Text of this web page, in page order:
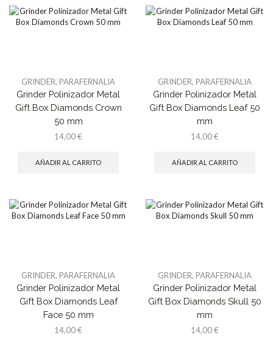
GRINDER, PARAFERNALIA
Grinder Polinizador Metal
Gift Box Diamonds Crown
50 mm
14,00€
AÑADIR AL CARRITO
GRINDER, PARAFERNALIA
Grinder Polinizador Metal
Gift Box Diamonds Leaf 50
mm
14,00€
AÑADIR AL CARRITO
GRINDER, PARAFERNALIA
Grinder Polinizador Metal
Gift Box Diamonds Leaf
Face 50 mm
14,00€
GRINDER, PARAFERNALIA
Grinder Polinizador Metal
Gift Box Diamonds Skull 50
mm
14,00€